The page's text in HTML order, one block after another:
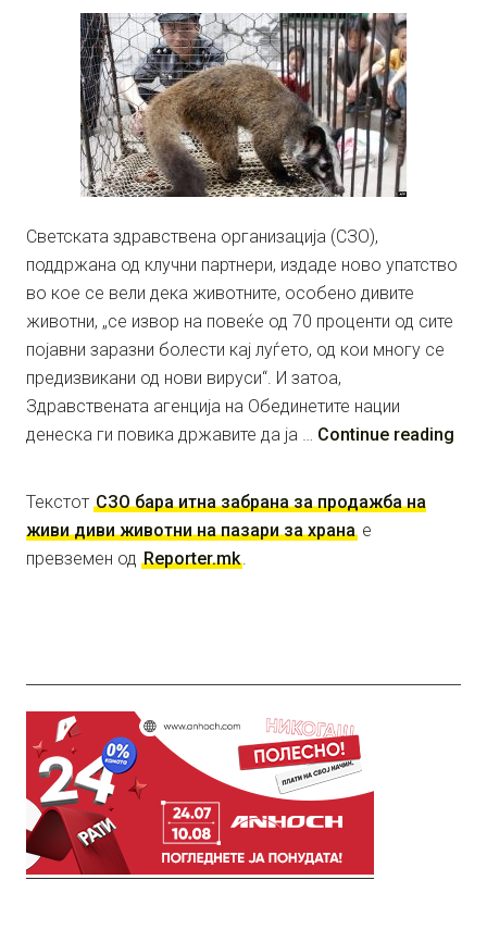
Светската здравствена организација (СЗО),
поддржана од клучни партнери, издаде ново упатство
во кое се вели дека животните, особено дивите
животни, „се извор на повеќе од 70 проценти од сите
појавни заразни болести кај луѓето, од кои многу се
предизвикани од нови вируси“. И затоа,
Здравствената агенција на Обединетите нации
денеска ги повика државите да ја … Continue reading
Текстот СЗО бара итна забрана за продажба на
живи диви животни на пазари за храна е
превземен од Reporter.mk.